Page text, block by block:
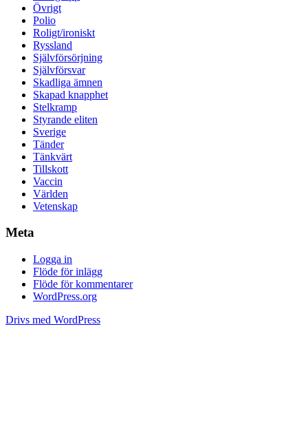
Övrigt
Polio
Roligt/ironiskt
Ryssland
Självförsörjning
Självförsvar
Skadliga ämnen
Skapad knapphet
Stelkramp
Styrande eliten
Sverige
Tänder
Tänkvärt
Tillskott
Vaccin
Världen
Vetenskap
Meta
Logga in
Flöde för inlägg
Flöde för kommentarer
WordPress.org
Drivs med WordPress